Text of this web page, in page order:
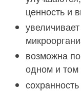
ценность и
возможна
одном и том